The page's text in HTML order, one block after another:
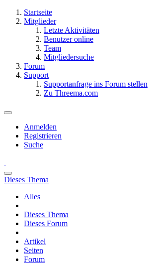
Startseite
Mitglieder
Letzte Aktivitäten
Benutzer online
Team
Mitgliedersuche
Forum
Support
Supportanfrage ins Forum stellen
Zu Threema.com
Anmelden
Registrieren
Suche
Dieses Thema
Alles
Dieses Thema
Dieses Forum
Artikel
Seiten
Forum